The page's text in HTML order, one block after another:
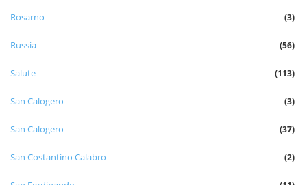
Rosarno (3)
Russia (56)
Salute (113)
San Calogero (3)
San Calogero (37)
San Costantino Calabro (2)